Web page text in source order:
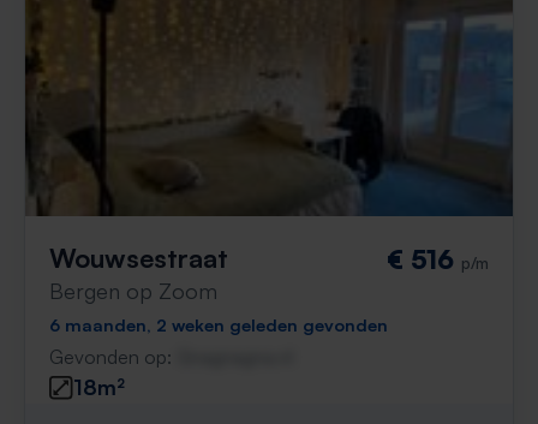
Wouwsestraat
Bergen op Zoom
€ 516 p/m
6 maanden, 2 weken geleden gevonden
Gevonden op:
18m²